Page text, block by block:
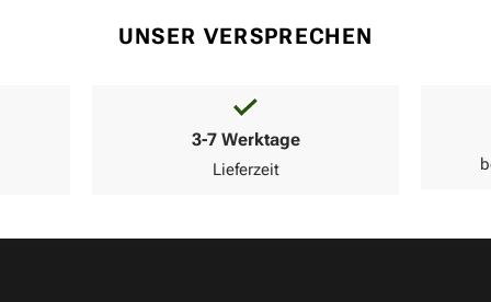
UNSER VERSPRECHEN
3-7 Werktage
Lieferzeit